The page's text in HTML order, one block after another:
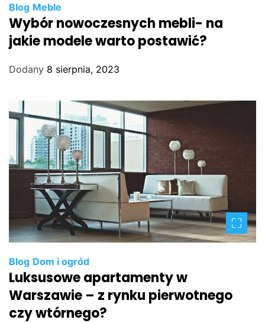
Blog Meble
Wybór nowoczesnych mebli- na
jakie modele warto postawić?
Dodany 8 sierpnia, 2023
Blog Dom i ogród
Luksusowe apartamenty w
Warszawie – z rynku pierwotnego
czy wtórnego?